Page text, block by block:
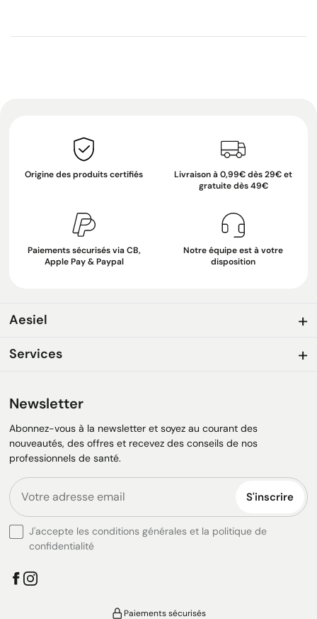
Origine des produits certifiés
Livraison à 0,99€ dès 29€ et
gratuite dès 49€
Paiements sécurisés via CB,
Apple Pay & Paypal
Notre équipe est à votre
disposition
Aesiel
Services
Newsletter
Abonnez-vous à la newsletter et soyez au courant des
nouveautés, des offres et recevez des conseils de nos
professionnels de santé.
S'inscrire
J'accepte les conditions générales et la politique de
confidentialité
Paiements sécurisés